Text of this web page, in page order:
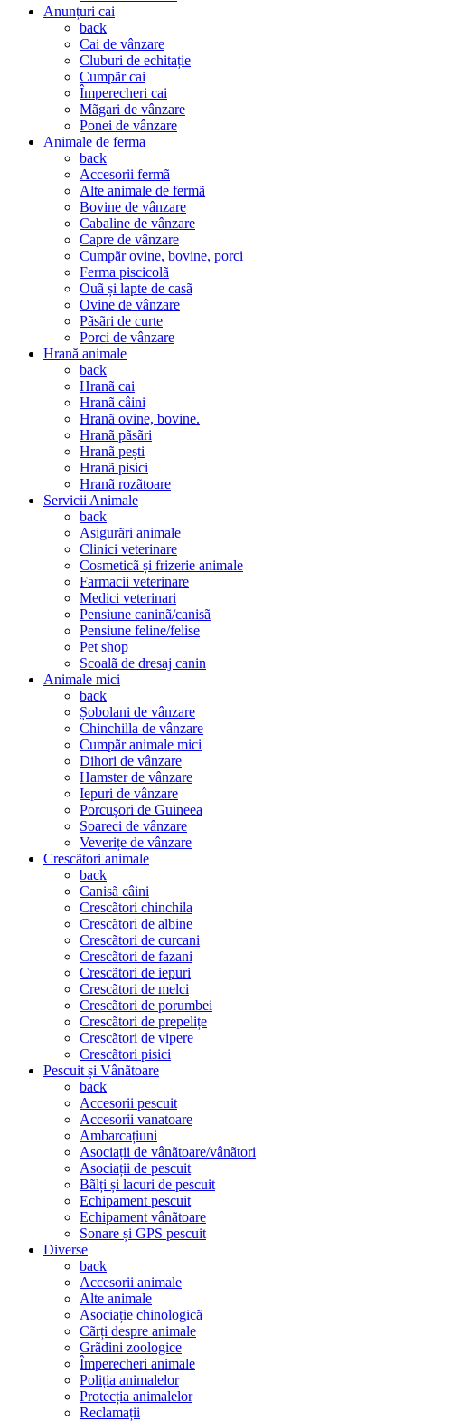
Anunțuri cai
back
Cai de vânzare
Cluburi de echitație
Cumpãr cai
Împerecheri cai
Mãgari de vânzare
Ponei de vânzare
Animale de ferma
back
Accesorii fermã
Alte animale de fermã
Bovine de vânzare
Cabaline de vânzare
Capre de vânzare
Cumpãr ovine, bovine, porci
Ferma piscicolã
Ouã și lapte de casã
Ovine de vânzare
Pãsãri de curte
Porci de vânzare
Hrană animale
back
Hranã cai
Hranã câini
Hranã ovine, bovine.
Hranã pãsãri
Hranã pești
Hranã pisici
Hranã rozãtoare
Servicii Animale
back
Asigurãri animale
Clinici veterinare
Cosmeticã și frizerie animale
Farmacii veterinare
Medici veterinari
Pensiune caninã/canisã
Pensiune feline/felise
Pet shop
Scoalã de dresaj canin
Animale mici
back
Șobolani de vânzare
Chinchilla de vânzare
Cumpãr animale mici
Dihori de vânzare
Hamster de vânzare
Iepuri de vânzare
Porcușori de Guineea
Soareci de vânzare
Veverițe de vânzare
Crescãtori animale
back
Canisã câini
Crescãtori chinchila
Crescãtori de albine
Crescãtori de curcani
Crescãtori de fazani
Crescãtori de iepuri
Crescãtori de melci
Crescãtori de porumbei
Crescãtori de prepelițe
Crescãtori de vipere
Crescãtori pisici
Pescuit și Vânãtoare
back
Accesorii pescuit
Accesorii vanatoare
Ambarcațiuni
Asociații de vânãtoare/vânãtori
Asociații de pescuit
Bãlți și lacuri de pescuit
Echipament pescuit
Echipament vânãtoare
Sonare și GPS pescuit
Diverse
back
Accesorii animale
Alte animale
Asociație chinologicã
Cãrți despre animale
Grãdini zoologice
Împerecheri animale
Poliția animalelor
Protecția animalelor
Reclamații